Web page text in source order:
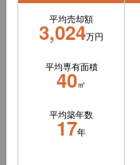
平均売却額
3,024万円
平均専有面積
40㎡
平均築年数
17年